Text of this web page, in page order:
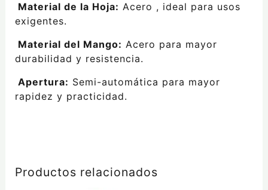
Material de la Hoja: Acero , ideal para usos
exigentes.
Material del Mango: Acero para mayor
durabilidad y resistencia.
Apertura: Semi-automática para mayor
rapidez y practicidad.
Productos relacionados